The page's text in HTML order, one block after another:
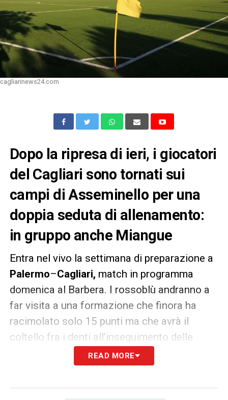
cagliarinews24.com
Dopo la ripresa di ieri, i giocatori
del Cagliari sono tornati sui
campi di Asseminello per una
doppia seduta di allenamento:
in gruppo anche Miangue
Entra nel vivo la settimana di preparazione a
Palermo–Cagliari, match in programma
domenica al Barbera. I rossoblù andranno a
far visita a una formazione che finora ha
racimolato solo 15 punti ma che avrà il
coltello fra i denti all’inseguimento delle
ultime speranze di salvezza. La rosa a
disposizione di misterRastelli, dopo aver
READ MORE